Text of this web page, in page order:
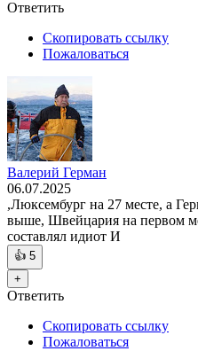
Ответить
Скопировать ссылку
Пожаловаться
Валерий Герман
06.07.2025
,Люксембург на 27 месте, а
выше, Швейцария на первом
составлял идиот И
👍 5
+
Ответить
Скопировать ссылку
Пожаловаться